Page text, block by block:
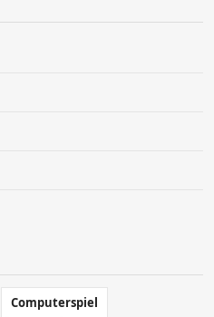
Computerspiel